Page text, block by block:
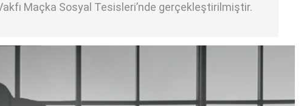
Maçka Sosyal Tesisleri’nde gerçekleştirilmiştir.